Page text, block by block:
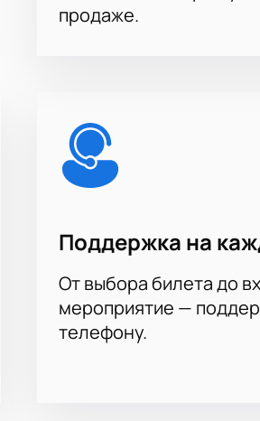
продаже.
Поддержка на
От выбора билета до
мероприятие —
телефону.